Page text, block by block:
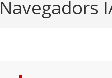
Navegadors